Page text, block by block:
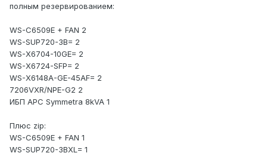
полным резервированием:
WS-C6509E + FAN 2
WS-SUP720-3B= 2
WS-X6704-10GE= 2
WS-X6724-SFP= 2
WS-X6148A-GE-45AF= 2
7206VXR/NPE-G2 2
ИБП APC Symmetra 8kVA 1
Плюс zip:
WS-C6509E + FAN 1
WS-SUP720-3BXL= 1